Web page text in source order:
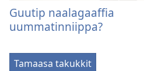
Guutip naalagaaffia
uummatinniippa?
Tamaasa takukkit